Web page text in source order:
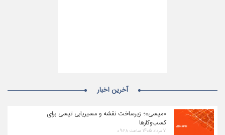
آخرین اخبار
«مپسی»؛ زیرساخت نقشه و مسیریابی تپسی برای
کسب‌وکارها
۷ مرداد ۱۴۰۵ ساعت ۰۹:۲۸